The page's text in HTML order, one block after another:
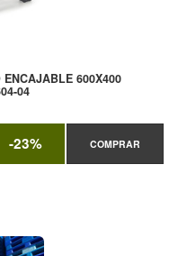
600X400
04
-23% COMPRAR